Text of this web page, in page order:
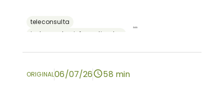
teleconsulta
instrumentos informatizados
avaliação neuropsicológica
...
ORIGINAL06/07/26 58 min